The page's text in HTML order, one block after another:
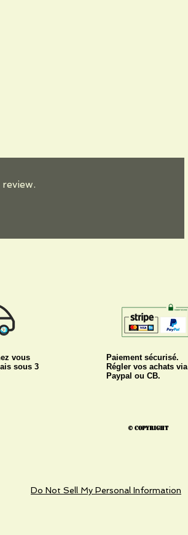
vous
sous 3
Paiement sécurisé.
Régler vos achats via
Paypal ou CB.
© Copyright
Do Not Sell My Personal Information